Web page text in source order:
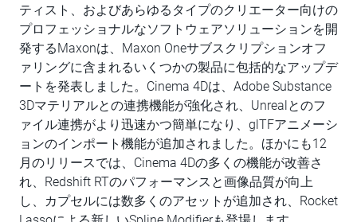
ティスト、およびあらゆるタイプのクリエーター向けの
プロフェッショナルなソフトウェアソリューションを開
発するMaxonは、Maxon Oneサブスクリプションオフ
ァリングに含まれるいくつかの製品に包括的なアップデ
ートを発表しました。Cinema 4Dは、Adobe Substance
3Dマテリアルとの連携機能が強化され、Unrealとのフ
ァイル連携がより迅速かつ簡単になり、glTFアニメーシ
ョンのインポート機能が追加されました。ほかにも12
月のリリースでは、Cinema 4Dの多くの機能が改善さ
れ、Redshift RTのパフォーマンスと画像品質が向上
し、カプセルには数多くのアセットが追加され、Rocket